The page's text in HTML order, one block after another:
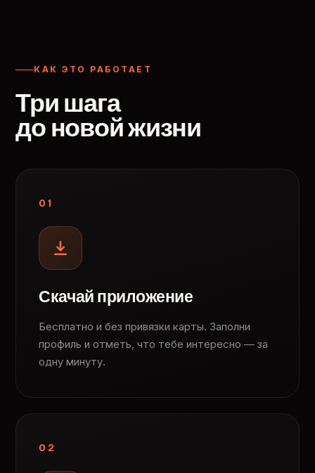
КАК ЭТО РАБОТАЕТ
Три шага
до новой жизни
01
Скачай приложение
Бесплатно и без привязки карты. Заполни
профиль и отметь, что тебе интересно — за
одну минуту.
02